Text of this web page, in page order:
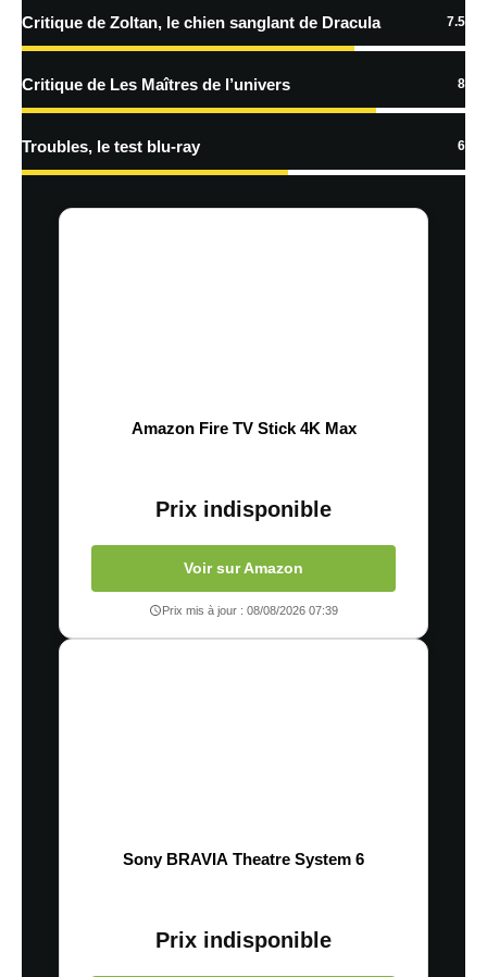
Critique de Zoltan, le chien sanglant de Dracula 7.5
Critique de Les Maîtres de l’univers 8
Troubles, le test blu-ray 6
Amazon Fire TV Stick 4K Max
Prix indisponible
Voir sur Amazon
Prix mis à jour : 08/08/2026 07:39
Sony BRAVIA Theatre System 6
Prix indisponible